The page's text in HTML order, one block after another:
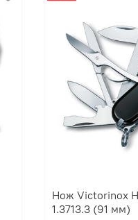
Нож Victorinox
1.3713.3 (91 мм)